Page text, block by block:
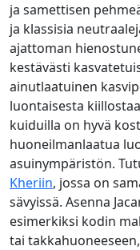
ja samettisen
ja klassisia
ajattoman
kestävästi
ainutlaatuinen
luontaisesta
kuiduilla on hyvä
huoneilmanlaatua
asuinympäristön.
Kheriin, jossa on
sävyissä. Asenna
esimerkiksi kodin
tai